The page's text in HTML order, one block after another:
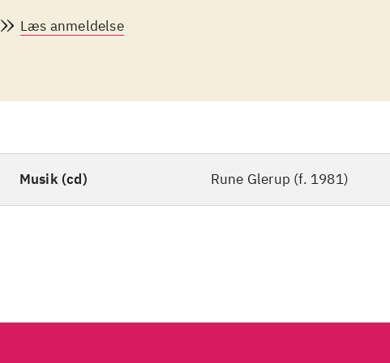
elektronik gennem en subtil, hakkende resonans ...
Andreo Michaelo Mielczarek]".
Læs anmeldelse
Musik (cd) Rune Glerup (f. 1981)